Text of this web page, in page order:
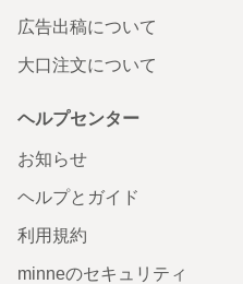
広告出稿について
大口注文について
ヘルプセンター
お知らせ
ヘルプとガイド
利用規約
minneのセキュリティ